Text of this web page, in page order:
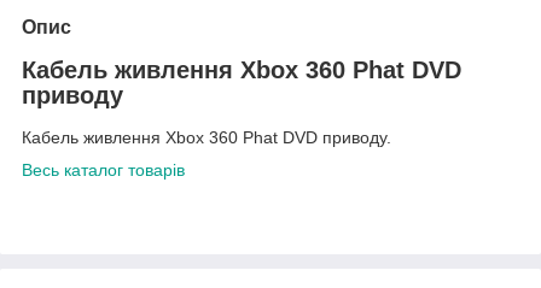
Опис
Кабель живлення Xbox 360 Phat DVD
приводу
Кабель живлення Xbox 360 Phat DVD приводу.
Весь каталог товарів